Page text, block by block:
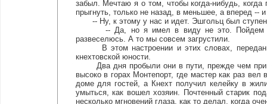
забыл. Мечтаю я о том, чтобы когда-нибудь,
прыгнуть, только не назад, в меньшее, а вперед --
-- Ну, к этому у нас и идет. Эшгольц был
-- Да, но я имел в виду не это. Пойдем
развеселюсь. А то мы совсем загрустили.
В этом настроении и этих словах,
кнехтовской юности.
Два дня пробыли они в пути, прежде чем
высоко в горах Монтепорт, где мастер как раз
доме для гостей, а Кнехт получил келейку в
умыться, как вошел хозяин. Почтенный старик
несколько мгновений глаза, как то делал, когда